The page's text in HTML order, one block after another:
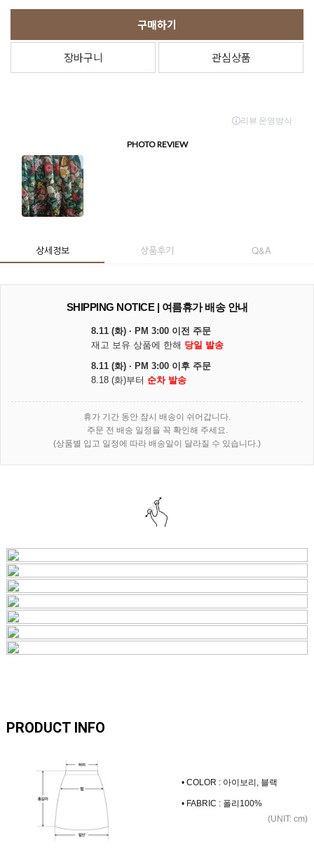
구매하기
장바구니 관심상품
상세정보 상품후기 Q&A
SHIPPING NOTICE | 여름휴가 배송 안내
8.11 (화) · PM 3:00 이전 주문
재고 보유 상품에 한해 당일 발송
8.11 (화) · PM 3:00 이후 주문
8.18 (화)부터 순차 발송
휴가 기간 동안 잠시 배송이 쉬어갑니다.
주문 전 배송 일정을 꼭 확인해 주세요.
(상품별 입고 일정에 따라 배송일이 달라질 수 있습니다.)